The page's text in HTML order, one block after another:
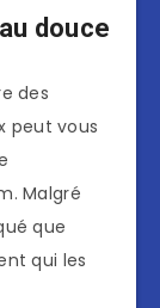
douce
des
peut vous
Malgré
que
qui les